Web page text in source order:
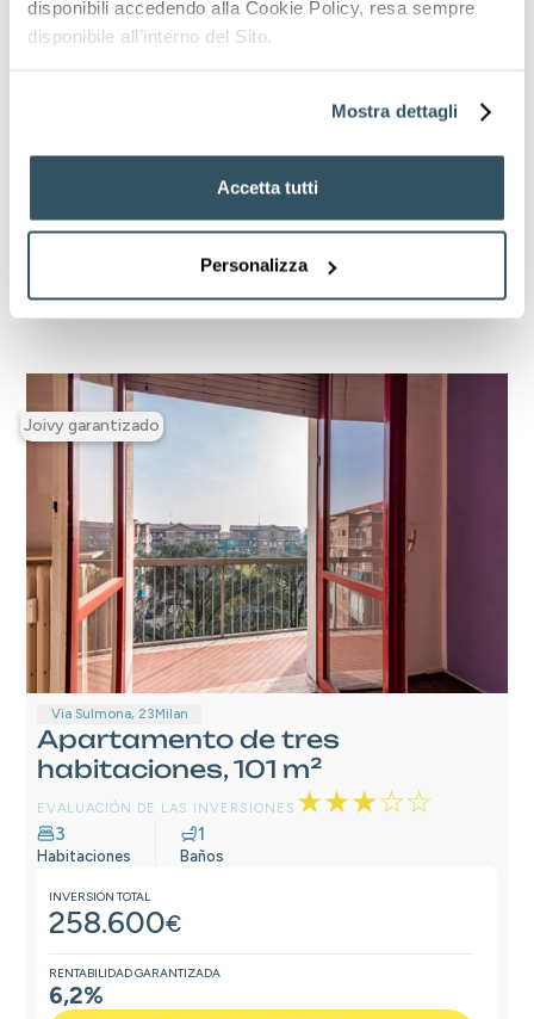
disponibili accedendo alla Cookie Policy, resa sempre
disponibile all’interno del Sito.
Mostra dettagli
Accetta tutti
Personalizza
EVALUACIÓN DE LAS INVERSIONES ★★★★★
RENTABILIDAD GARANTIZADA
5,7%
Descubra los detalles
Joivy garantizado
Via Sulmona, 23Milan
Apartamento de tres
habitaciones, 101 m²
EVALUACIÓN DE LAS INVERSIONES ★★★☆☆
3
Habitaciones
1
Baños
INVERSIÓN TOTAL
258.600€
RENTABILIDAD GARANTIZADA
6,2%